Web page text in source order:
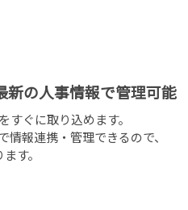
の人事情報で管理可能
ぐに取り込めます。
報連携・管理できるので、
す。